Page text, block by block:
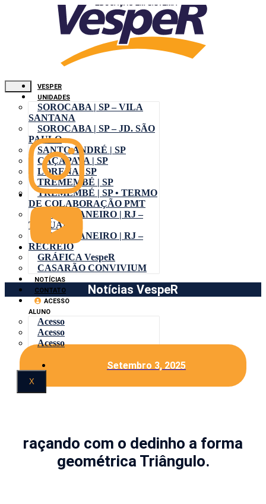
VESPER
UNIDADES
SOROCABA | SP – VILA
SANTANA
SOROCABA | SP – JD. SÃO
PAULO
SANTO ANDRÉ | SP
CAÇAPAVA | SP
LORENA | SP
TREMEMBÉ | SP
TREMEMBÉ | SP • TERMO
DE COLABORAÇÃO PMT
RIO DE JANEIRO | RJ –
TAQUARA
RIO DE JANEIRO | RJ –
RECREIO
GRÁFICA VespeR
CASARÃO CONVIVIUM
NOTÍCIAS
CONTATO
ACESSO
ALUNO
Acesso
Acesso
Acesso
X
Notícias VespeR
Setembro 3, 2025
raçando com o dedinho a forma
geométrica Triângulo.